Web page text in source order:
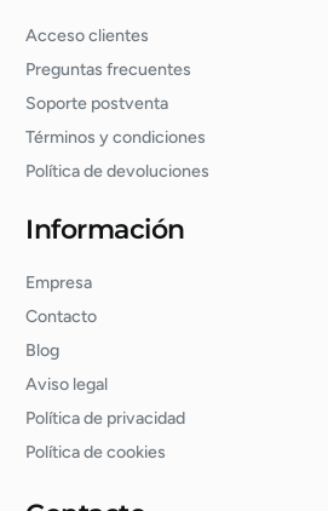
Acceso clientes
Preguntas frecuentes
Soporte postventa
Términos y condiciones
Política de devoluciones
Información
Empresa
Contacto
Blog
Aviso legal
Política de privacidad
Política de cookies